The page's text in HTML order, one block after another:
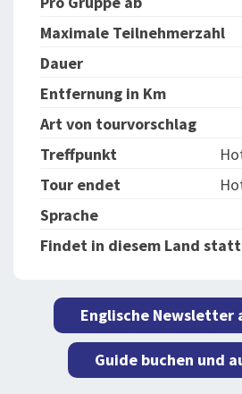
Maximale Teilnehmerzahl
Dauer
Entfernung in Km
Art von tourvorschlag
Treffpunkt
Tour endet
Sprache
Findet in diesem Land statt
Englische Newsletter
Guide buchen und